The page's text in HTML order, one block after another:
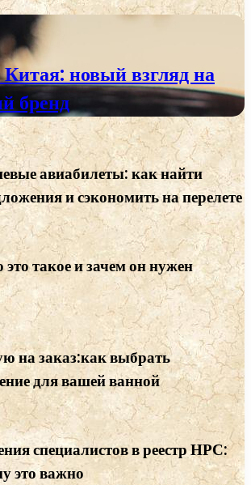
новый взгляд на
бренд
авиабилеты: как найти
и сэкономить на перелете
такое и зачем он нужен
на заказ:как выбрать
для вашей ванной
специалистов в реестр НРС:
это важно